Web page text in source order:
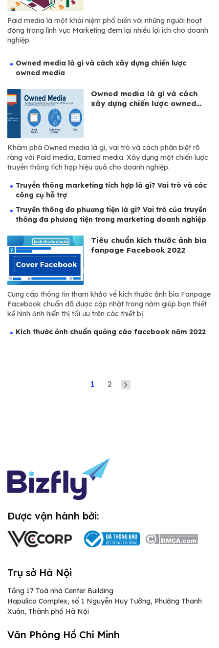
Paid media là một khái niệm phổ biến với những người hoạt
động trong lĩnh vực Marketing đem lại nhiều lợi ích cho doanh
nghiệp.
Owned media là gì và cách xây dựng chiến lược
owned media
Owned media là gì và cách
xây dựng chiến lược owned
Khám phá Owned media là gì, vai trò và cách phân biệt rõ
ràng với Paid media, Earned media. Xây dựng một chiến lược
truyền thông tích hợp hiệu quả cho doanh nghiệp.
Truyền thông marketing tích hợp là gì? Vai trò và các
công cụ hỗ trợ
Truyền thông đa phương tiện là gì? Vai trò của truyền
thông đa phương tiện trong marketing doanh nghiệp
Tiêu chuẩn kích thước ảnh bìa
fanpage Facebook 2022
Cung cấp thông tin tham khảo về kích thước ảnh bìa Fanpage
Facebook chuẩn đã được cập nhật trong năm giúp bạn thiết
kế hình ảnh hiển thị tối ưu trên các thiết bị.
Kích thước ảnh chuẩn quảng cáo facebook năm 2022
1 2
Được vận hành bởi:
Trụ sở Hà Nội
Tầng 17 Toà nhà Center Building
Hapulico Complex, số 1 Nguyễn Huy Tưởng, Phường Thanh
Xuân, Thành phố Hà Nội
Văn Phòng Hồ Chí Minh